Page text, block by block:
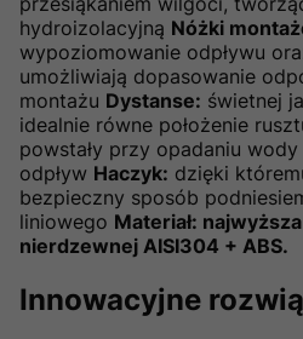
hydroizolacyjną Nóżki
wypoziomowanie odpływu
umożliwiają dopasowanie
montażu Dystanse: świetnej
idealnie równe położenie
powstały przy opadaniu
odpływ Haczyk: dzięki
bezpieczny sposób
liniowego Materiał:
nierdzewnej AISI304 + ABS.
Innowacyjne